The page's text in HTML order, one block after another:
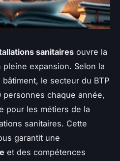
sanitaires ouvre la
expansion. Selon la
le secteur du BTP
chaque année,
pour les métiers de la
sanitaires. Cette
garantit une
et des compétences